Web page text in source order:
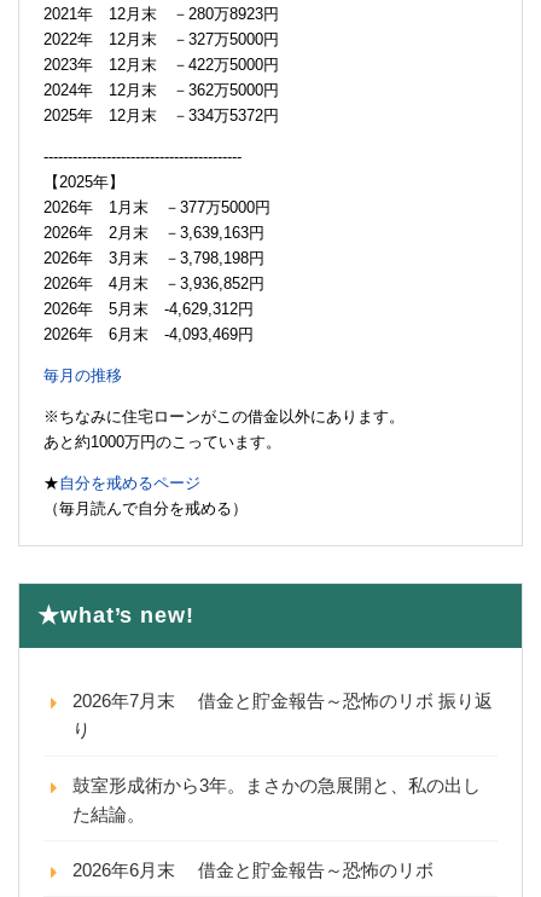
2021年 12月末 －280万8923円
2022年 12月末 －327万5000円
2023年 12月末 －422万5000円
2024年 12月末 －362万5000円
2025年 12月末 －334万5372円
-----------------------------------------
【2025年】
2026年 1月末 －377万5000円
2026年 2月末 －3,639,163円
2026年 3月末 －3,798,198円
2026年 4月末 －3,936,852円
2026年 5月末 -4,629,312円
2026年 6月末 -4,093,469円
毎月の推移
※ちなみに住宅ローンがこの借金以外にあります。
あと約1000万円のこっています。
★自分を戒めるページ
（毎月読んで自分を戒める）
★what’s new!
2026年7月末 借金と貯金報告～恐怖のリボ 振り返
り
鼓室形成術から3年。まさかの急展開と、私の出し
た結論。
2026年6月末 借金と貯金報告～恐怖のリボ